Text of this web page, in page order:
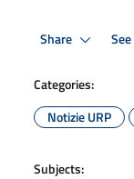
Share
Categories:
Notizie URP
Subjects: